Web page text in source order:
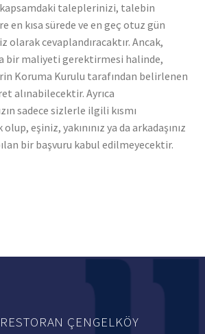
kapsamdaki taleplerinizi, talebin
en kısa sürede ve en geç otuz gün
olarak cevaplandıracaktır. Ancak,
bir maliyeti gerektirmesi halinde,
Koruma Kurulu tarafından belirlenen
alınabilecektir. Ayrıca
sadece sizlerle ilgili kısmı
eşiniz, yakınınız ya da arkadaşınız
bir başvuru kabul edilmeyecektir.
ÇENGELKÖY